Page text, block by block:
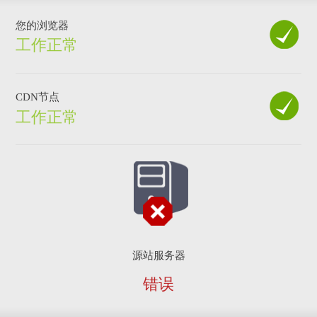
您的浏览器
工作正常
CDN节点
工作正常
源站服务器
错误